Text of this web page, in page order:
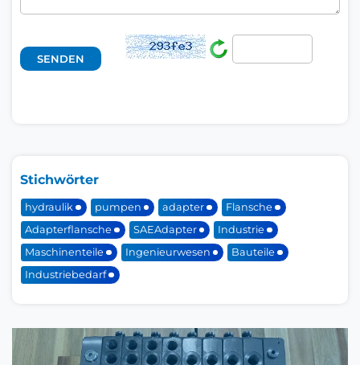
Stichwörter
hydraulik pumpen adapter
Flansche
Adapterflansche
SAEAdapter
Industrie
Maschinenteile
Ingenieurwesen
Bauteile
Industriebedarf